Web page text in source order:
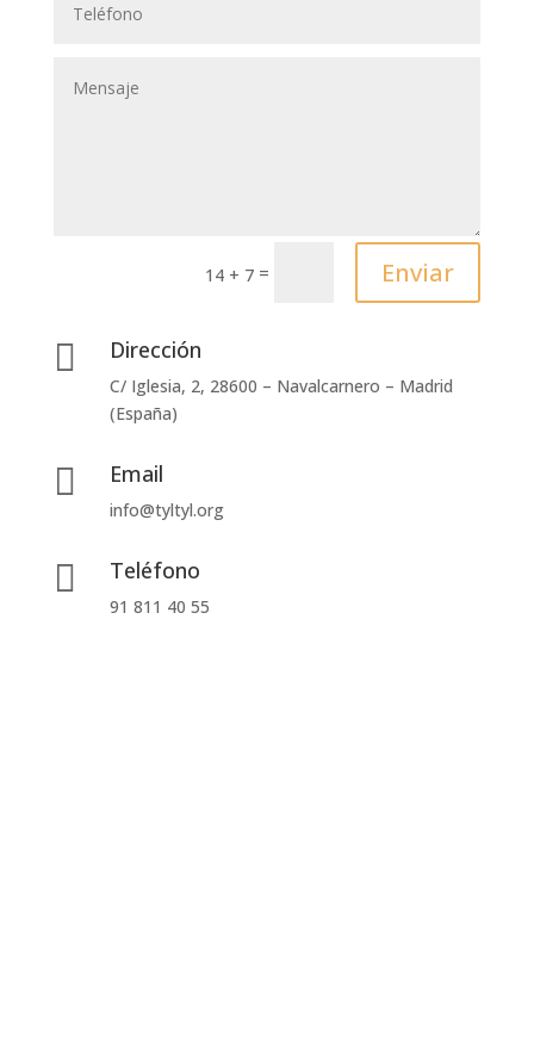
14 + 7 = Enviar
 Dirección
C/ Iglesia, 2, 28600 – Navalcarnero – Madrid
(España)
 Email
info@tyltyl.org
 Teléfono
91 811 40 55